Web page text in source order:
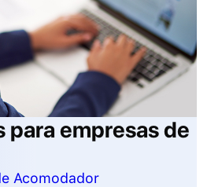
para empresas de
Acomodador